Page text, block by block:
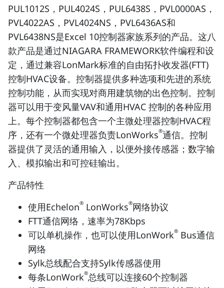
PUL1012S，PUL4024S，PUL6438S，PVL0000AS，
PVL4022AS，PVL4024NS，PVL6436AS和
PVL6438NS是Excel 10控制器家族系列的产品。这八
款产品是通过NIAGARA FRAMEWORK软件编程和设
定，通过兼容LonMark标准的自由拓扑收发器(FTT)
控制HVAC设备。控制器提供多种选项和先进的系统
控制功能，从而实现对商用建筑物的出色控制。控制
器可以用于变风量VAV和通用HVAC 控制的各种应用
上。每个控制器都包含一个主微处理器控制HVAC程
序，还有一个微处理器负责LonWorks®通信。控制
器提供了灵活的通用输入，以便外接传感器；数字输
入、模拟输出和可控硅输出。
产品特性
使用Echelon® LonWorks®网络协议
FTT通信网络，速率为78Kbps
可以单机操作，也可以使用LonWork® Bus通信
网络
Sylk总线配合支持Sylk传感器使用
每条LonWork®总线可以连接60个控制器